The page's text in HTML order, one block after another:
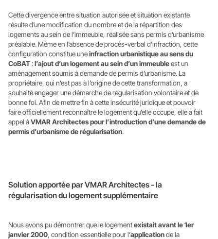
Cette divergence entre situation autorisée et situation existante
résulte d’une modification du nombre et de la répartition des
logements au sein de l’immeuble, réalisée sans permis d’urbanisme
préalable. Même en l’absence de procès-verbal d’infraction, cette
configuration constitue uneinfraction urbanistique au sens du
CoBAT :l’ajout d’un logement au sein d’un immeubleest un
aménagement soumis à demande de permis d’urbanisme. La
propriétaire, qui n’est pas à l’origine de cette transformation, a
souhaité engager une démarche de régularisation volontaire et de
bonne foi. Afin de mettre fin à cette insécurité juridique et pouvoir
faire officiellement reconnaître le logement qu’elle occupe, elle a fait
appel àVMAR Architectes pour l’introduction d’une demande de
permis d’urbanisme de régularisation.
Solution apportée par VMAR Architectes - la
régularisation du logement supplémentaire
Nous avons pu démontrer que le logementexistait avant le 1er
janvier 2000, condition essentielle pour l’applicationde la